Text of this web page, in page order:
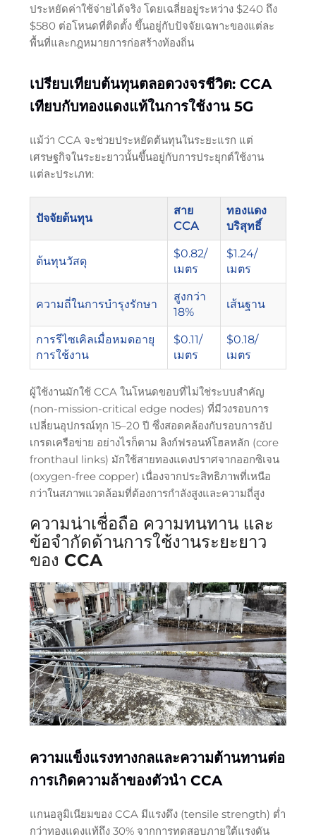
ประหยัดค่าใช้จ่ายได้จริง โดยเฉลี่ยอยู่ระหว่าง $240 ถึง
$580 ต่อโหนดที่ติดตั้ง ขึ้นอยู่กับปัจจัยเฉพาะของแต่ละ
พื้นที่และกฎหมายการก่อสร้างท้องถิ่น
เปรียบเทียบต้นทุนตลอดวงจรชีวิต: CCA
เทียบกับทองแดงแท้ในการใช้งาน 5G
แม้ว่า CCA จะช่วยประหยัดต้นทุนในระยะแรก แต่
เศรษฐกิจในระยะยาวนั้นขึ้นอยู่กับการประยุกต์ใช้งาน
แต่ละประเภท:
ปัจจัยต้นทุน
สาย
CCA
ทองแดง
บริสุทธิ์
ต้นทุนวัสดุ
$0.82/
เมตร
$1.24/
เมตร
ความถี่ในการบำรุงรักษา
สูงกว่า
18%
เส้นฐาน
การรีไซเคิลเมื่อหมดอายุ
การใช้งาน
$0.11/
เมตร
$0.18/
เมตร
ผู้ใช้งานมักใช้ CCA ในโหนดขอบที่ไม่ใช่ระบบสำคัญ
(non-mission-critical edge nodes) ที่มีวงรอบการ
เปลี่ยนอุปกรณ์ทุก 15–20 ปี ซึ่งสอดคล้องกับรอบการอัป
เกรดเครือข่าย อย่างไรก็ตาม ลิงก์ฟรอนท์โฮลหลัก (core
fronthaul links) มักใช้สายทองแดงปราศจากออกซิเจน
(oxygen-free copper) เนื่องจากประสิทธิภาพที่เหนือ
กว่าในสภาพแวดล้อมที่ต้องการกำลังสูงและความถี่สูง
ความน่าเชื่อถือ ความทนทาน และ
ข้อจำกัดด้านการใช้งานระยะยาว
ของ CCA
ความแข็งแรงทางกลและความต้านทานต่อ
การเกิดความล้าของตัวนำ CCA
แกนอลูมิเนียมของ CCA มีแรงดึง (tensile strength) ต่ำ
กว่าทองแดงแท้ถึง 30% จากการทดสอบภายใต้แรงดัน